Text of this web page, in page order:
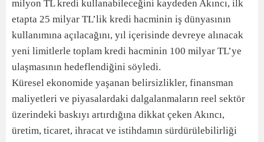
milyon TL kredi kullanabileceğini kaydeden Akıncı, ilk
etapta 25 milyar TL’lik kredi hacminin iş dünyasının
kullanımına açılacağını, yıl içerisinde devreye alınacak
yeni limitlerle toplam kredi hacminin 100 milyar TL’ye
ulaşmasının hedeflendiğini söyledi.
Küresel ekonomide yaşanan belirsizlikler, finansman
maliyetleri ve piyasalardaki dalgalanmaların reel sektör
üzerindeki baskıyı artırdığına dikkat çeken Akıncı,
üretim, ticaret, ihracat ve istihdamın sürdürülebilirliği